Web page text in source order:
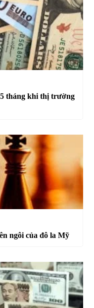
tháng khi thị trường
ngôi của đô la Mỹ